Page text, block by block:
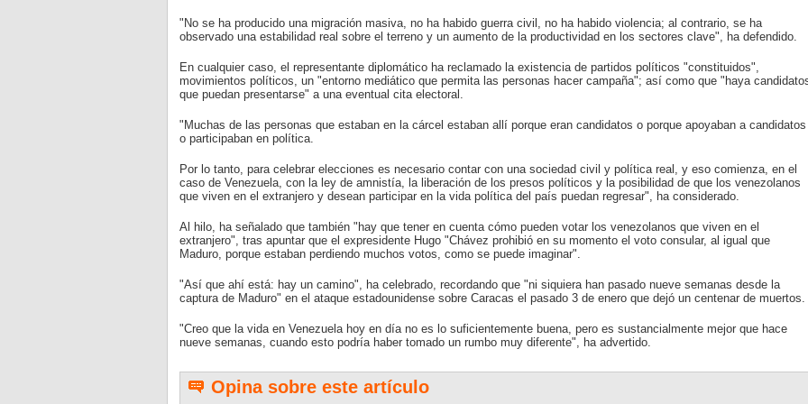
"No se ha producido una migración masiva, no ha habido guerra civil, no ha habido violencia; al contrario, se ha
observado una estabilidad real sobre el terreno y un aumento de la productividad en los sectores clave", ha defendido.
En cualquier caso, el representante diplomático ha reclamado la existencia de partidos políticos "constituidos",
movimientos políticos, un "entorno mediático que permita las personas hacer campaña"; así como que "haya
que puedan presentarse" a una eventual cita electoral.
"Muchas de las personas que estaban en la cárcel estaban allí porque eran candidatos o porque apoyaban a candidatos
o participaban en política.
Por lo tanto, para celebrar elecciones es necesario contar con una sociedad civil y política real, y eso comienza, en el
caso de Venezuela, con la ley de amnistía, la liberación de los presos políticos y la posibilidad de que los venezolanos
que viven en el extranjero y desean participar en la vida política del país puedan regresar", ha considerado.
Al hilo, ha señalado que también "hay que tener en cuenta cómo pueden votar los venezolanos que viven en el
extranjero", tras apuntar que el expresidente Hugo "Chávez prohibió en su momento el voto consular, al igual que
Maduro, porque estaban perdiendo muchos votos, como se puede imaginar".
"Así que ahí está: hay un camino", ha celebrado, recordando que "ni siquiera han pasado nueve semanas desde la
captura de Maduro" en el ataque estadounidense sobre Caracas el pasado 3 de enero que dejó un centenar de muertos.
"Creo que la vida en Venezuela hoy en día no es lo suficientemente buena, pero es sustancialmente mejor que hace
nueve semanas, cuando esto podría haber tomado un rumbo muy diferente", ha advertido.
Opina sobre este artículo